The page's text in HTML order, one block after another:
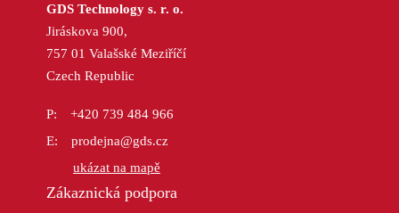
GDS Technology s. r. o.
Jiráskova 900,
757 01 Valašské Meziříčí
Czech Republic
+420 739 484 966
prodejna@gds.cz
ukázat na mapě
Zákaznická podpora